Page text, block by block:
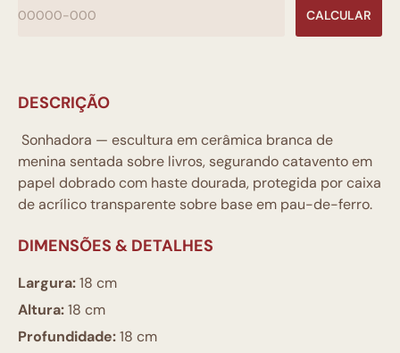
CALCULAR
DESCRIÇÃO
Sonhadora — escultura em cerâmica branca de
menina sentada sobre livros, segurando catavento em
papel dobrado com haste dourada, protegida por caixa
de acrílico transparente sobre base em pau-de-ferro.
DIMENSÕES & DETALHES
Largura:18 cm
Altura:18 cm
Profundidade:18 cm